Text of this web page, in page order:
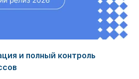
и полный контроль